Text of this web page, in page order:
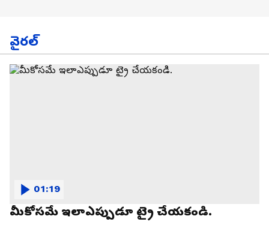
వైరల్
మీకోసమే ఇలాఎప్పుడూ ట్రై చేయకండి.
01:19